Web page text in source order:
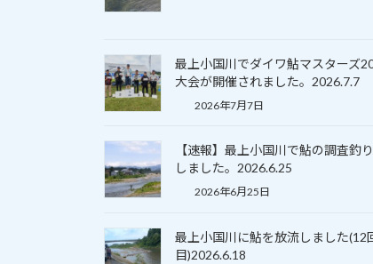
最上小国川でダイワ鮎マスターズ
大会が開催されました。2026.7.7
2026年7月7日
【速報】最上小国川で鮎の調査釣
しました。2026.6.25
2026年6月25日
最上小国川に鮎を放流しました(12
目)2026.6.18